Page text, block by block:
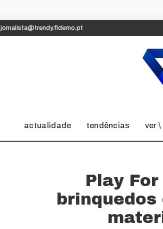
jornalista@trendy.fidemo.pt
actualidade tendências ver \
Play